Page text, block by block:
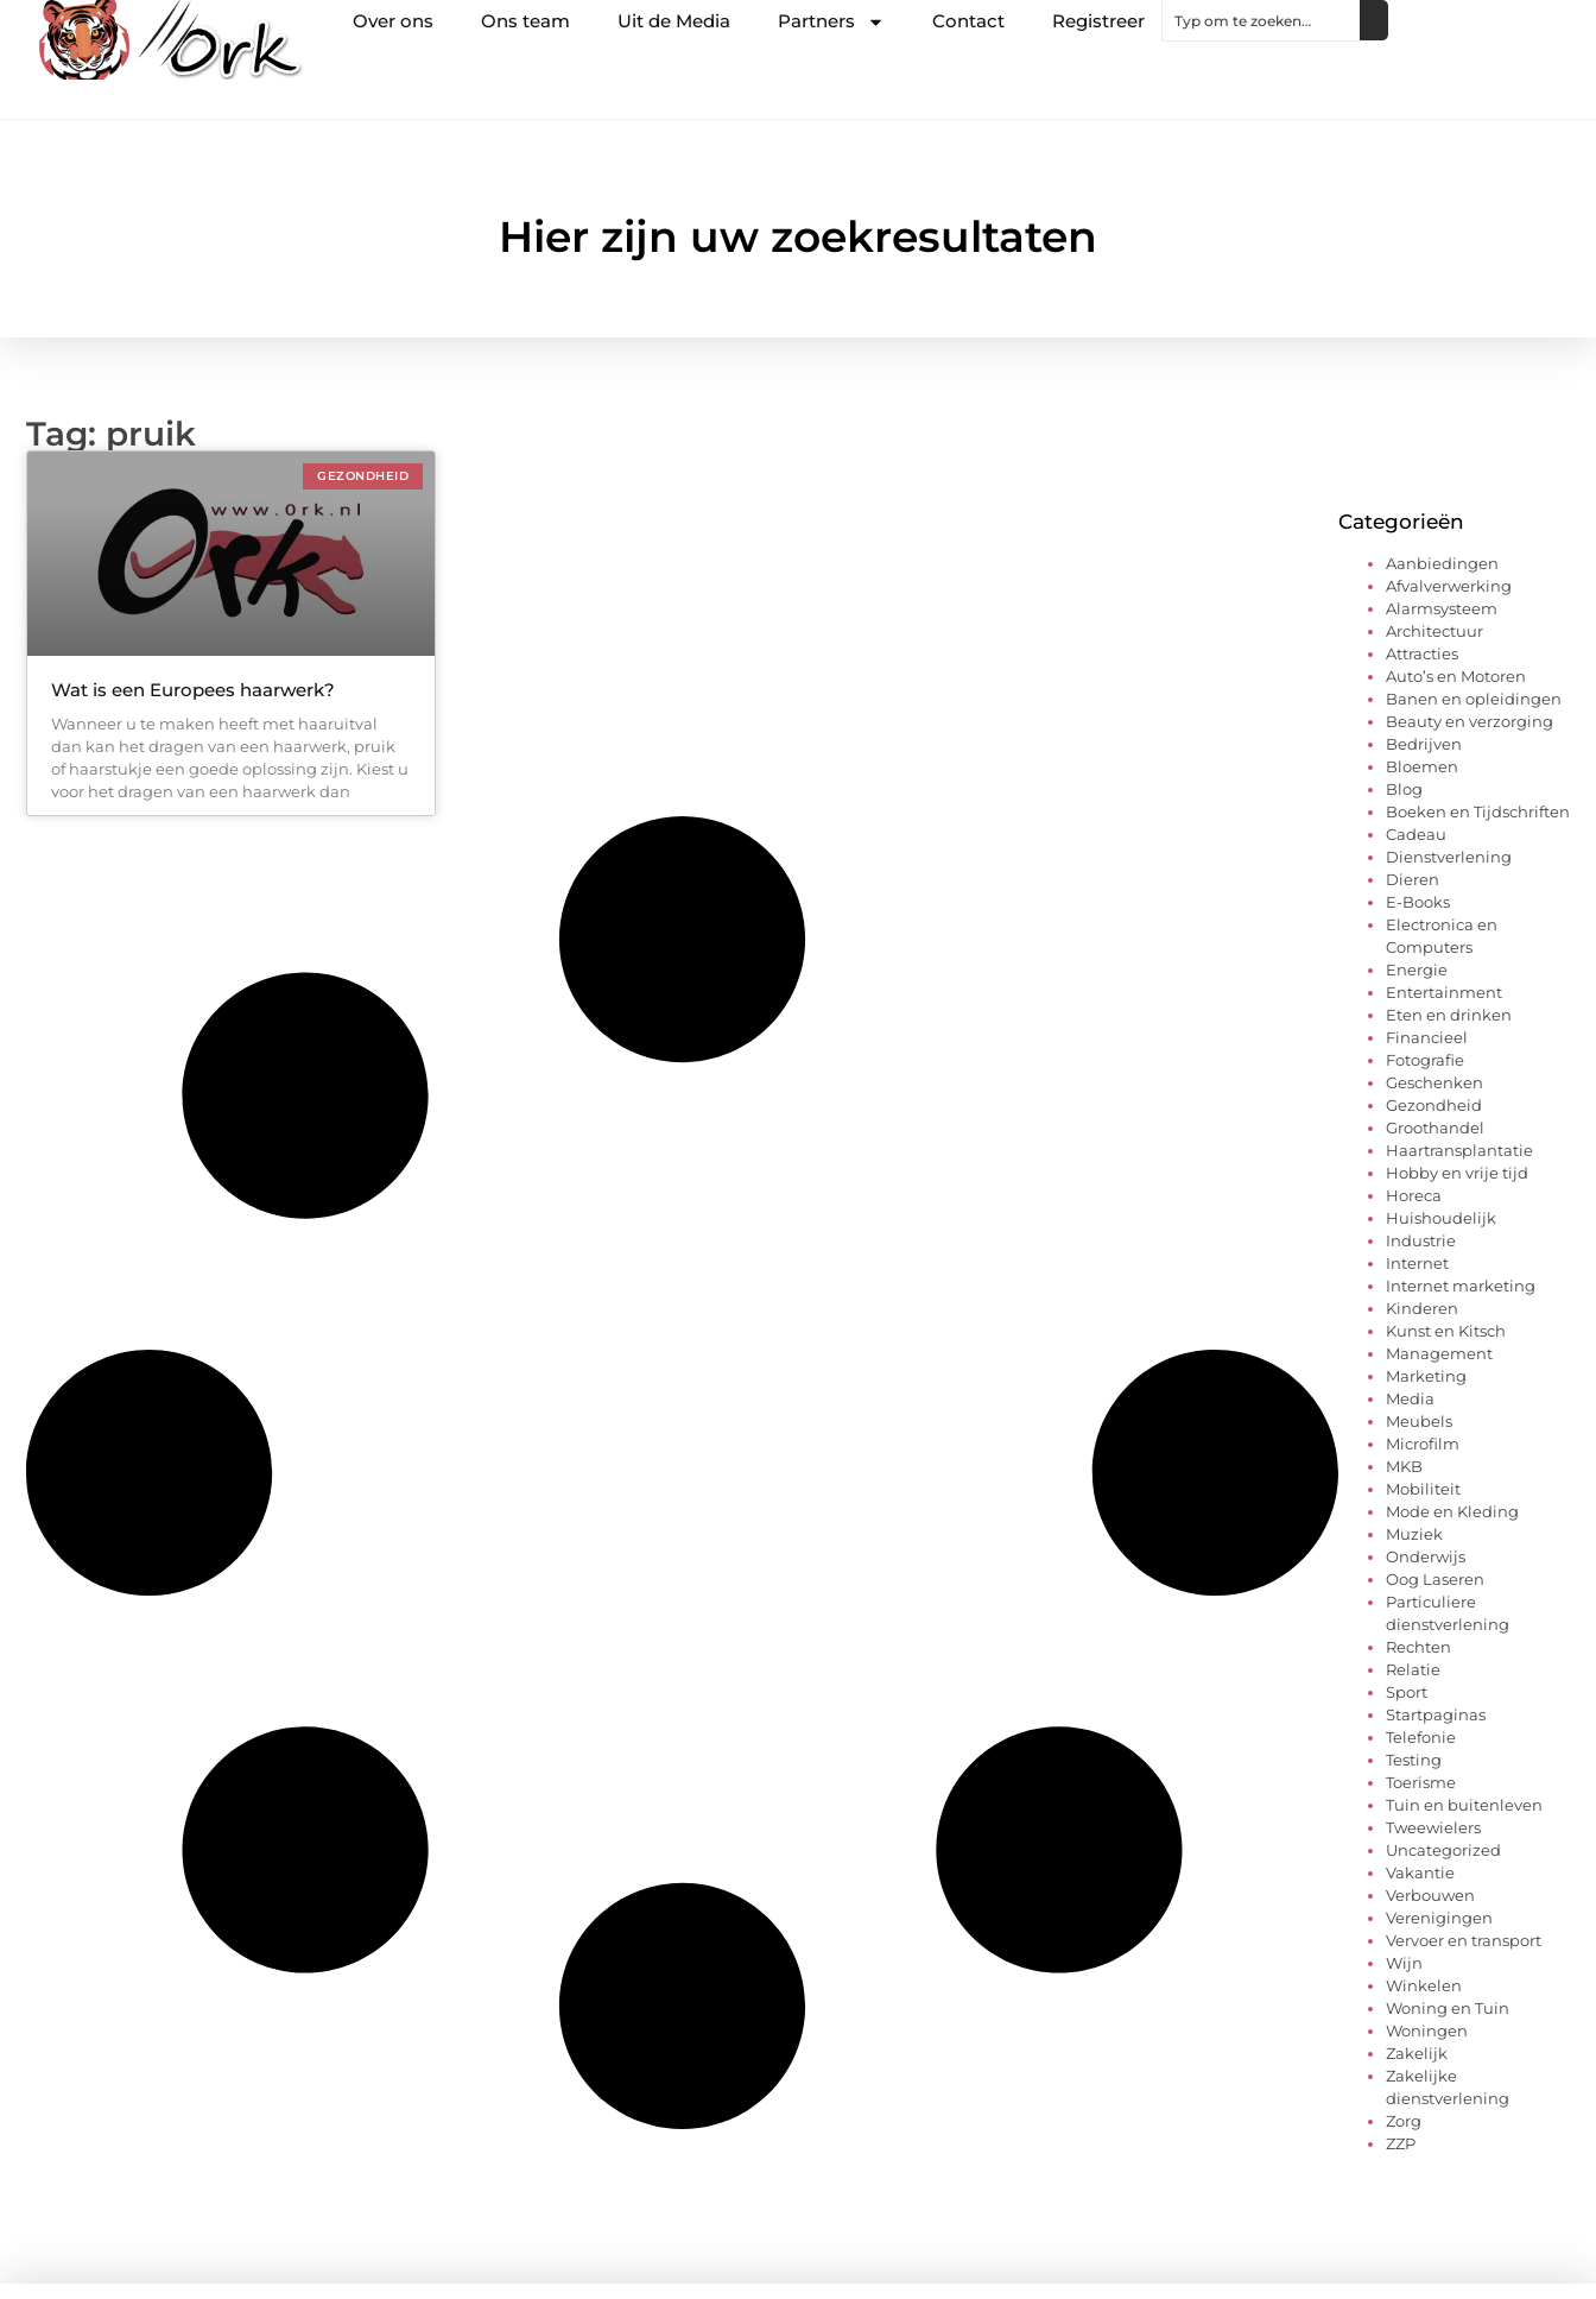
Over ons Ons team Uit de Media Partners Contact Registreer
Hier zijn uw zoekresultaten
Tag: pruik
GEZONDHEID
Wat is een Europees haarwerk?
Wanneer u te maken heeft met haaruitval
dan kan het dragen van een haarwerk, pruik
of haarstukje een goede oplossing zijn. Kiest u
voor het dragen van een haarwerk dan
Categorieën
Aanbiedingen
Afvalverwerking
Alarmsysteem
Architectuur
Attracties
Auto’s en Motoren
Banen en opleidingen
Beauty en verzorging
Bedrijven
Bloemen
Blog
Boeken en Tijdschriften
Cadeau
Dienstverlening
Dieren
E-Books
Electronica en
Computers
Energie
Entertainment
Eten en drinken
Financieel
Fotografie
Geschenken
Gezondheid
Groothandel
Haartransplantatie
Hobby en vrije tijd
Horeca
Huishoudelijk
Industrie
Internet
Internet marketing
Kinderen
Kunst en Kitsch
Management
Marketing
Media
Meubels
Microfilm
MKB
Mobiliteit
Mode en Kleding
Muziek
Onderwijs
Oog Laseren
Particuliere
dienstverlening
Rechten
Relatie
Sport
Startpaginas
Telefonie
Testing
Toerisme
Tuin en buitenleven
Tweewielers
Uncategorized
Vakantie
Verbouwen
Verenigingen
Vervoer en transport
Wijn
Winkelen
Woning en Tuin
Woningen
Zakelijk
Zakelijke
dienstverlening
Zorg
ZZP